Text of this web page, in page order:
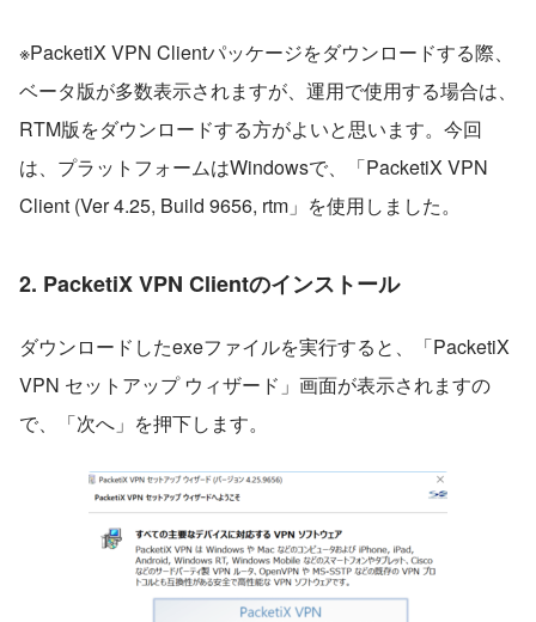
※PacketiX VPN Clientパッケージをダウンロードする際、
ベータ版が多数表示されますが、運用で使用する場合は、
RTM版をダウンロードする方がよいと思います。今回
は、プラットフォームはWindowsで、「PacketiX VPN
Client (Ver 4.25, Build 9656, rtm」を使用しました。
2. PacketiX VPN Clientのインストール
ダウンロードしたexeファイルを実行すると、「PacketiX
VPN セットアップ ウィザード」画面が表示されますの
で、「次へ」を押下します。